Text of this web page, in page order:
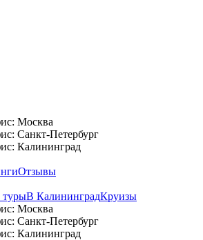
Москва
Санкт-Петербург
Калининград
Отзывы
турыВ КалининградКруизы
Москва
Санкт-Петербург
Калининград